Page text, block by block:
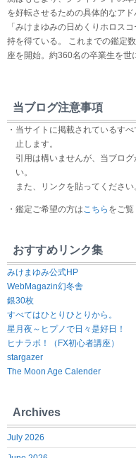
を好転させるための具体的なア
「みけまゆみの日めくりホロス
持を得ている。 これまでの鑑定
座を開始。約360名の卒業生を世
当ブログ注意事項
・当サイトに掲載されているす
止します。
引用は構いませんが、当ブロ
い。
また、リンクを貼ってください
・鑑定ご希望の方はこちら をご覧
おすすめリンク集
みけまゆみ公式HP
WebMagazin幻冬舎
銀30枚
すべてはひとりひとりから。
星月夜～ヒプノで日々是好日！
ヒナラボ！（FX初心者講座）
stargazer
The Moon Age Calender
Archives
July 2026